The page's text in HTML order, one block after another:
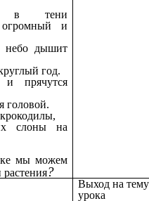
в тени
огромный и
небо дышит
год.
прячутся
головой.
слоны на
мы можем
?
Выход на тему
урока